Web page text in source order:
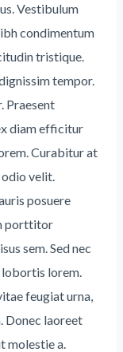
Vestibulum
condimentum
tristique.
tempor.
Praesent
diam efficitur
Curabitur at
odio velit.
posuere
porttitor
sem. Sed nec
lobortis lorem.
feugiat urna,
Donec laoreet
molestie a.